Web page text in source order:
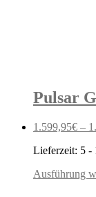
Pulsar
1.599,95€ –
Lieferzeit: 5 -
Ausführung